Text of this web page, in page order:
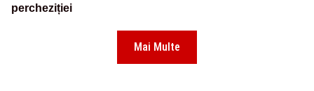
percheziției
Mai Multe